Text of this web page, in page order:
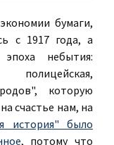
бумаги,
с 1917 года, а
небытия:
которую
счастье нам, на
история" было
, потому что